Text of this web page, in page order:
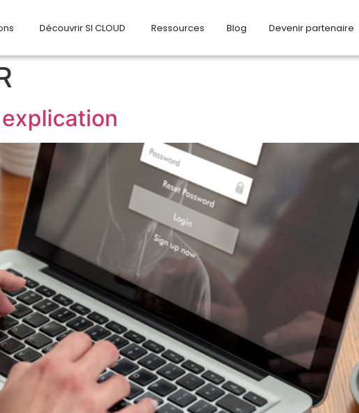
Découvrir SI CLOUD Ressources Blog Devenir partenaire